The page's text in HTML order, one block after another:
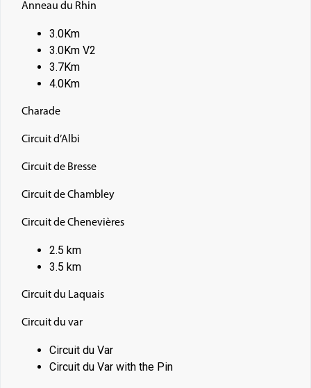
Anneau du Rhin
3.0Km
3.0Km V2
3.7Km
4.0Km
Charade
Circuit d’Albi
Circuit de Bresse
Circuit de Chambley
Circuit de Chenevières
2.5 km
3.5 km
Circuit du Laquais
Circuit du var
Circuit du Var
Circuit du Var with the Pin